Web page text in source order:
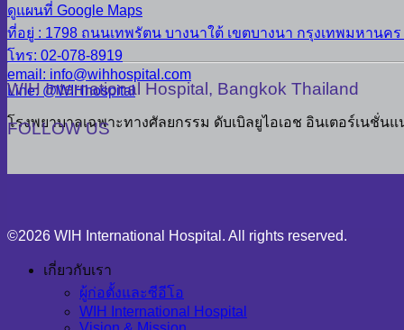
ดูแผนที่ Google Maps
ที่อยู่ : 1798 ถนนเทพรัตน บางนาใต้ เขตบางนา กรุงเทพมหานคร
โทร: 02-078-8919
email: info@wihhospital.com
Line: @WIHhospital
WIH International Hospital, Bangkok Thailand
โรงพยาบาลเฉพาะทางศัลยกรรม ดับเบิลยูไอเอช อินเตอร์เนชั่นแ
FOLLOW US
©2026 WIH International Hospital. All rights reserved.
เกี่ยวกับเรา
ผู้ก่อตั้งและซีอีโอ
WIH International Hospital